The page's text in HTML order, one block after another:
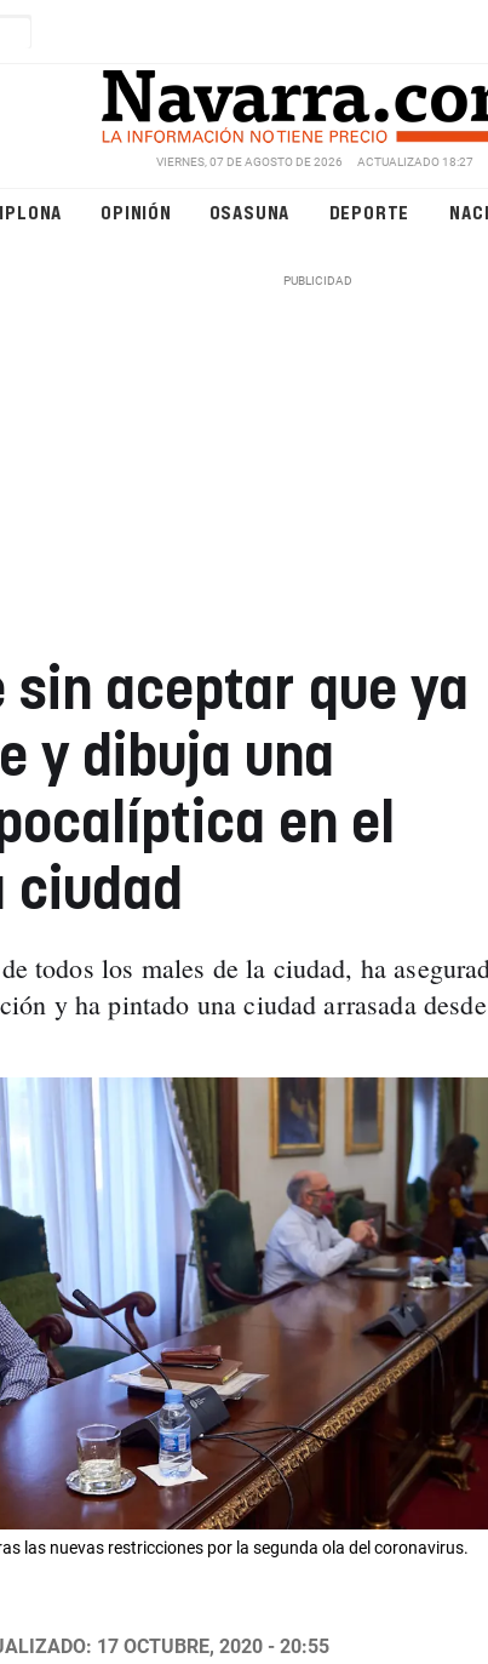
VIERNES, 07 DE AGOSTO DE 2026 ACTUALIZADO 18:27
OPINIÓN OSASUNA DEPORTE
sin aceptar que ya
y dibuja una
en el
ciudad
todos los males de la ciudad, ha
y ha pintado una ciudad arrasada desde
las nuevas restricciones por la segunda ola del coronavirus.
17 OCTUBRE, 2020 - 20:55